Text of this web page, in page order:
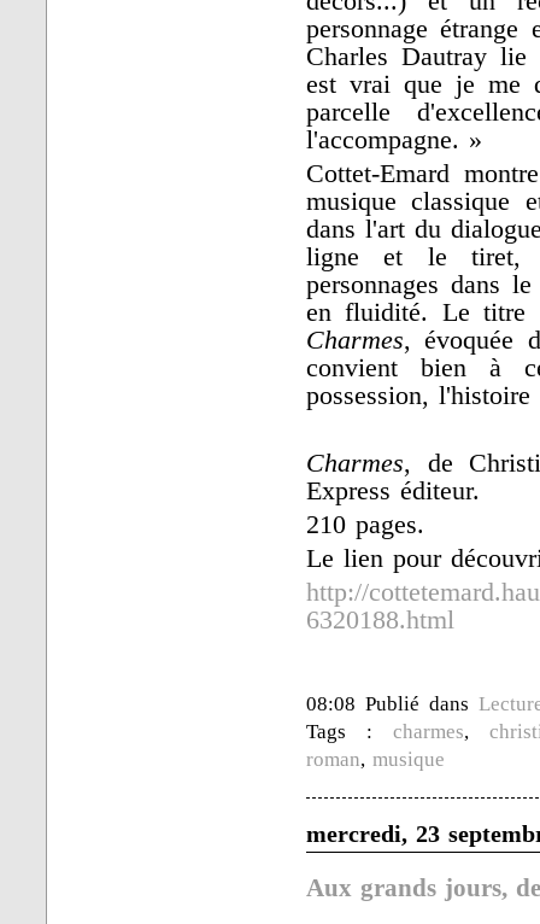
personnage
Charles Dautray
est vrai que je me
parcelle
l'accompagne. »
Cottet-Emard
musique classique
dans l'art du
ligne et le tiret,
personnages dans
en fluidité. Le titre
Charmes, évoquée
convient bien à
possession,
Charmes, de
Express éditeur.
210 pages.
Le lien pour
http://
6320188.html
08:08 Publié dans
Tags : charmes,
roman,musique
mercredi, 23
Aux grands jours,